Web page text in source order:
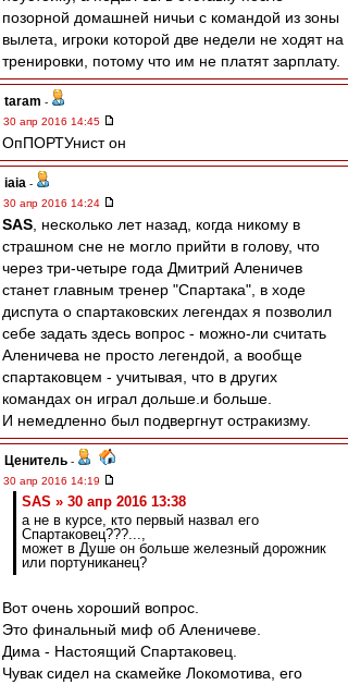
позорной домашней ничьи с командой из зоны
вылета, игроки которой две недели не ходят на
тренировки, потому что им не платят зарплату.
taram -
30 апр 2016 14:45
ОпПОРТУнист он
iaia -
30 апр 2016 14:24
SAS , несколько лет назад, когда никому в
страшном сне не могло прийти в голову, что
через три-четыре года Дмитрий Аленичев
станет главным тренер "Спартака", в ходе
диспута о спартаковских легендах я позволил
себе задать здесь вопрос - можно-ли считать
Аленичева не просто легендой, а вообще
спартаковцем - учитывая, что в других
командах он играл дольше.и больше.
И немедленно был подвергнут остракизму.
Ценитель -
30 апр 2016 14:19
SAS » 30 апр 2016 13:38
а не в курсе, кто первый назвал его
Спартаковец???...,
может в Душе он больше железный дорожник
или портуниканец?
Вот очень хороший вопрос.
Это финальный миф об Аленичеве.
Дима - Настоящий Спартаковец.
Чувак сидел на скамейке Локомотива, его